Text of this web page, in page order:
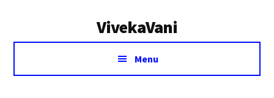
VivekaVani
Voice
Vivekananda
Menu